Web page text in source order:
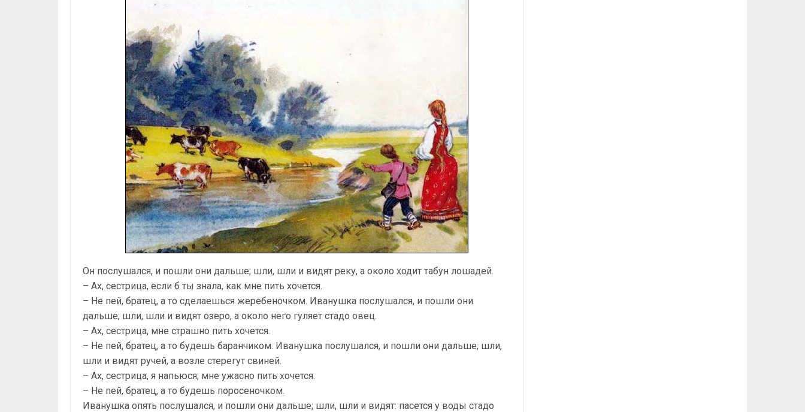
Он послушался, и пошли они дальше; шли, шли и видят реку, а около ходит табун лошадей.
– Ах, сестрица, если б ты знала, как мне пить хочется.
– Не пей, братец, а то сделаешься жеребеночком. Иванушка послушался, и пошли они
дальше; шли, шли и видят озеро, а около него гуляет стадо овец.
– Ах, сестрица, мне страшно пить хочется.
– Не пей, братец, а то будешь баранчиком. Иванушка послушался, и пошли они дальше; шли,
шли и видят ручей, а возле стерегут свиней.
– Ах, сестрица, я напьюся; мне ужасно пить хочется.
– Не пей, братец, а то будешь поросеночком.
Иванушка опять послушался, и пошли они дальше; шли, шли и видят: пасется у воды стадо